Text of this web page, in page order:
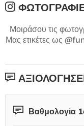
Μοιράσου τις
Μας ετικέτες ως
Βαθμολογία